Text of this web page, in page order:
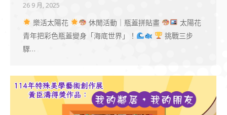
26 9 月, 2025
樂活太陽花 休閒活動｜瓶蓋拼貼畫
太陽花
青年把彩色瓶蓋變身「海底世界」！
挑戰三步
驟…